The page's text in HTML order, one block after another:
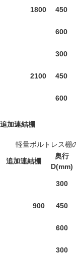
1800 450
600
2100
300
450
600
追加連結棚
軽量ボルトレス棚
追加連結棚
奥行
D(mm)
900
300
450
600
300